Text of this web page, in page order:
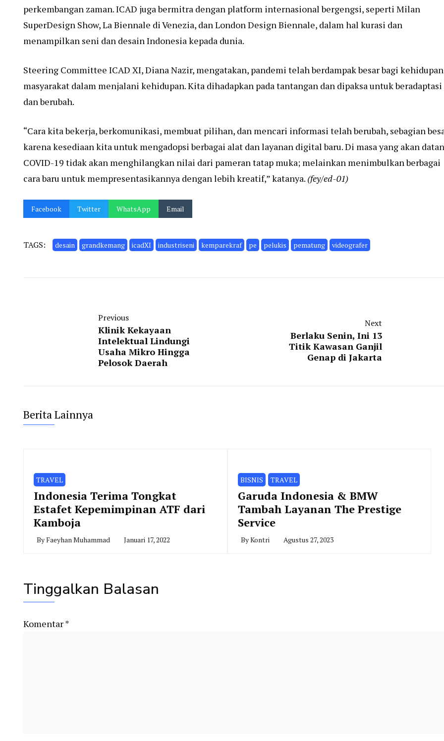
perkembangan zaman. ICAD juga bermitra dengan platform internasional bergengsi, seperti Milan
SuperDesign Show, La Biennale di Venezia, dan London Design Biennale, dalam hal kurasi dan
menampilkan seni dan desain Indonesia kepada dunia.
Steering Committee ICAD XI, Diana Nazir, mengatakan, pandemi telah berdampak besar bagi kehidupan
masyarakat dalam menjalani kehidupan. Kita dihadapkan pada tantangan dan dipaksa untuk beradaptasi
dan berubah.
“Cara kita bekerja, berkomunikasi, membuat pilihan, dan mencari informasi telah berubah, sebagian
karena kesediaan kita untuk mengadopsi berbagai alat dan layanan digital baru. Di masa yang akan
COVID-19 tidak akan menghilangkan nilai dari pameran tatap muka; melainkan menimbulkan berbagai
cara baru untuk mempresentasikannya dengan lebih kreatif,” katanya. (fey/ed-01)
Facebook Twitter WhatsApp Email
TAGS: desain grandkemang icadXI industriseni kemparekraf pe pelukis pematung videografer
Previous
Klinik Kekayaan
Intelektual Lindungi
Usaha Mikro Hingga
Pelosok Daerah
Next
Berlaku Senin, Ini 13
Titik Kawasan Ganjil
Genap di Jakarta
Berita Lainnya
TRAVEL
Indonesia Terima Tongkat
Estafet Kepemimpinan ATF dari
Kamboja
ByFaeyhan Muhammad Januari 17, 2022
BISNIS TRAVEL
Garuda Indonesia & BMW
Tambah Layanan The Prestige
Service
ByKontri Agustus 27, 2023
Tinggalkan Balasan
Komentar*